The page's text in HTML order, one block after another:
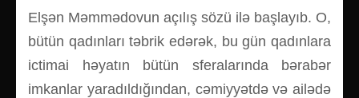
Elşən Məmmədovun açılış sözü ilə başlayıb. O,
bütün qadınları təbrik edərək, bu gün qadınlara
ictimai həyatın bütün sferalarında bərabər
imkanlar yaradıldığından, cəmiyyətdə və ailədə